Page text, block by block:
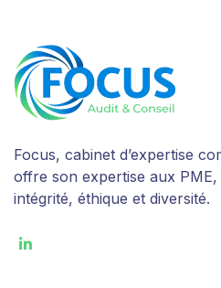
Focus, cabinet d’expertise
offre son expertise aux
intégrité, éthique et diversité.